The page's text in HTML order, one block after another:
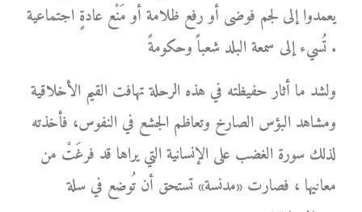
يعمدوا إلى لجم فوضى أو رفع ظلامة أو مَنْع عادةٍ اجتماعية
تُسيء إلى سمعة البلد شعباً وحكومةً .
ولشد ما أثار حفيظته في هذه الرحلة تهافت القيم الأخلاقية
ومشاهد البؤس الصارخ وتعاظم الجشع في النفوس، فأخذته
لذلك سورة الغضب على الإنسانية التي يراها قد فرغَتْ من
معانيها ، فصارت «مدنسة» تستحق أن تُوضع في سلة